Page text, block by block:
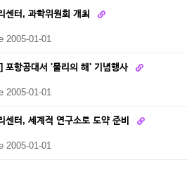
센터, 과학위원회 개최
2005-01-01
포항공대서 '물리의 해' 기념행사
2005-01-01
센터, 세계적 연구소로 도약 준비
2005-01-01